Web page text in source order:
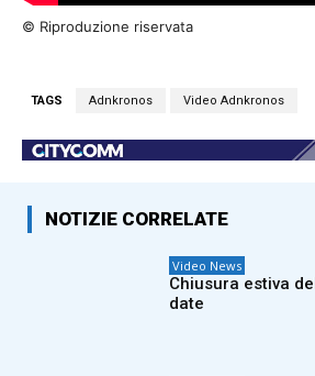
© Riproduzione riservata
TAGS Adnkronos Video Adnkronos
NOTIZIE CORRELATE
Video News
Chiusura estiva
date